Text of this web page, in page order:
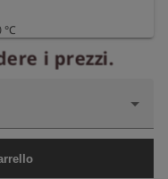
da trasporto,
i prezzi.